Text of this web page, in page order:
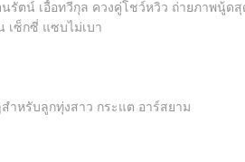
รัตน์ เอื้อทวีกุล ควงคู่โชว์หวิว ถ่ายภาพนู้ดสุ
เซ็กซี่ แซบไม่เบา
ำหรับลูกทุ่งสาว กระแต อาร์สยาม